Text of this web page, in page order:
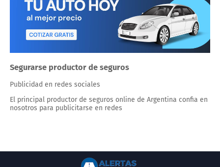
Segurarse productor de seguros
Publicidad en redes sociales
El principal productor de seguros online de Argentina confia en
nosotros para publicitarse en redes